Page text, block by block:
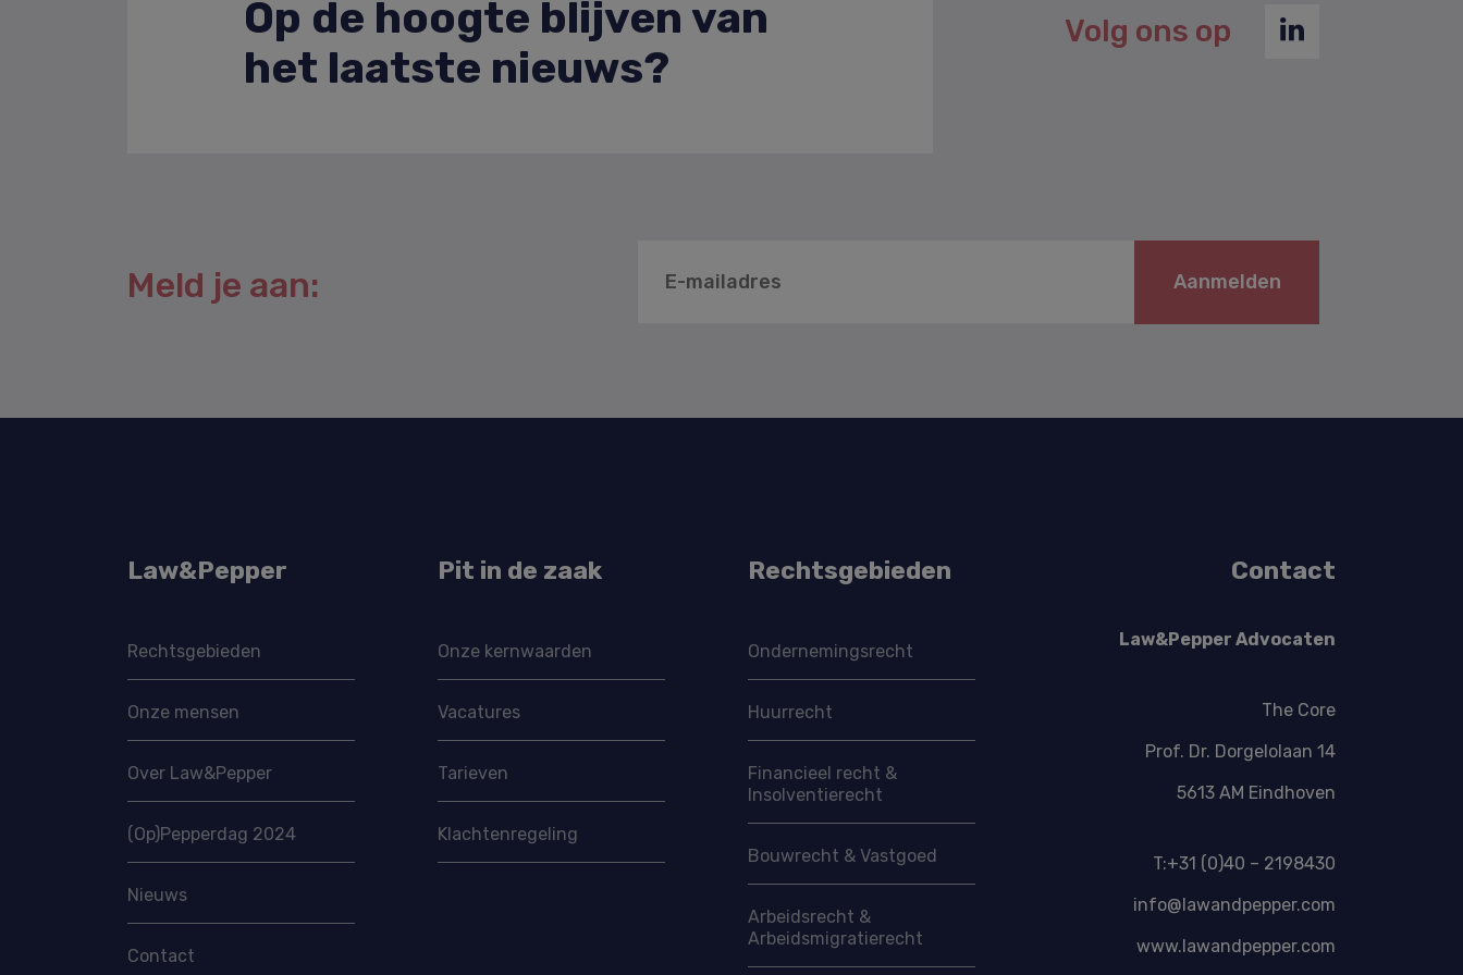
Op de hoogte blijven van
het laatste nieuws?
Volg ons op
Meld je aan: Aanmelden
Law&Pepper
Rechtsgebieden
Onze mensen
Over Law&Pepper
(Op)Pepperdag 2024
Nieuws
Contact
Pit in de zaak
Onze kernwaarden
Vacatures
Tarieven
Klachtenregeling
Rechtsgebieden
Ondernemings­recht
Huurrecht
Financieel recht &
Insolventierecht
Bouwrecht & Vastgoed
Arbeidsrecht &
Arbeidsmigratie­recht
Contact
Law&Pepper Advocaten
The Core
Prof. Dr. Dorgelolaan 14
5613 AM Eindhoven
T:+31 (0)40 – 2198430
info@lawandpepper.com
www.lawandpepper.com